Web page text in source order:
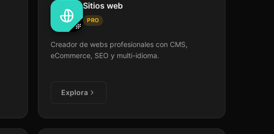
Sitios web
PRO
Creador de webs profesionales con CMS,
eCommerce, SEO y multi-idioma.
Explora